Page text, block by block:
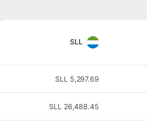
SLL
5,297.69
SLL
26,488.45
SLL